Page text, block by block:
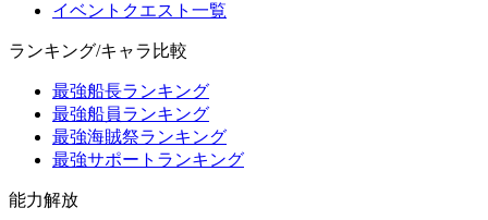
イベントクエスト一覧
ランキング/キャラ比較
最強船長ランキング
最強船員ランキング
最強海賊祭ランキング
最強サポートランキング
能力解放